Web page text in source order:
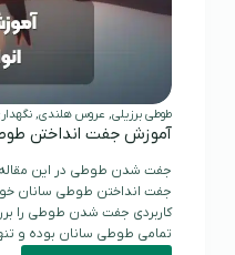
طوطی برزیلی, عروس هلندی,
آموزش جفت انداختن
جفت شدن طوطی در این
جفت انداختن طوطی سانان
کاربردی جفت شدن طوطی را
تمامی طوطی سانان بوده و